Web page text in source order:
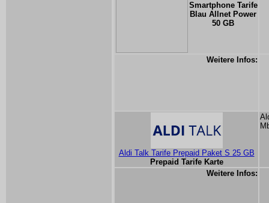
Smartphone Tarife
Blau Allnet Power
50 GB
Weitere Infos:
Aldi Talk Tarife Prepaid Paket S 25 GB
Prepaid Tarife Karte
Weitere Infos: